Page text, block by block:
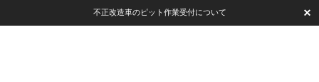
不正改造車のピット作業受付について